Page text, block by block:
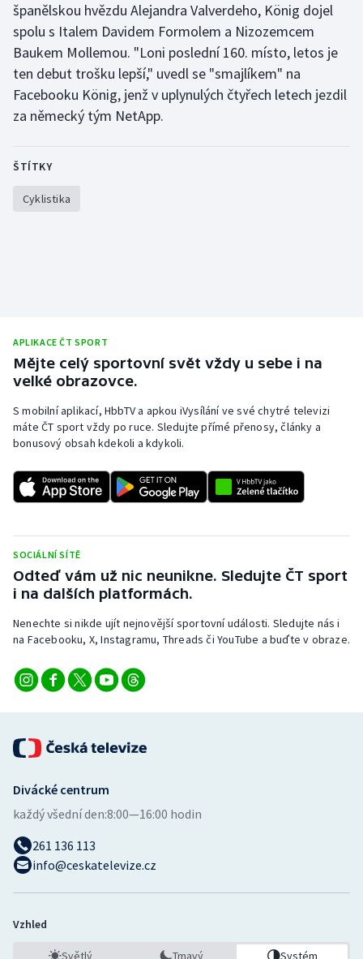
Judo
Krasobruslení
Lezení
Plavání
Plážový volejbal
Ragby
Rychlobruslení
Rychlostní kanoistika
Sportovní střelba
Triatlon
Veslování
Volejbal
španělskou hvězdu Alejandra Valverdeho, König dojel
spolu s Italem Davidem Formolem a Nizozemcem
Baukem Mollemou. "Loni poslední 160. místo, letos je
ten debut trošku lepší," uvedl se "smajlíkem" na
Facebooku König, jenž v uplynulých čtyřech letech jezdil
za německý tým NetApp.
ŠTÍTKY
Cyklistika
APLIKACE ČT SPORT
Mějte celý sportovní svět vždy u sebe i na
velké obrazovce.
S mobilní aplikací, HbbTV a apkou iVysílání ve své chytré televizi
máte ČT sport vždy po ruce. Sledujte přímé přenosy, články a
bonusový obsah kdekoli a kdykoli.
SOCIÁLNÍ SÍTĚ
Odteď vám už nic neunikne. Sledujte ČT sport
i na dalších platformách.
Nenechte si nikde ujít nejnovější sportovní události. Sledujte nás i
na Facebooku, X, Instagramu, Threads či YouTube a buďte v obraze.
Divácké centrum
každý všední den:8:00—16:00 hodin
261 136 113
info@ceskatelevize.cz
Vzhled
Světlý Tmavý Systém